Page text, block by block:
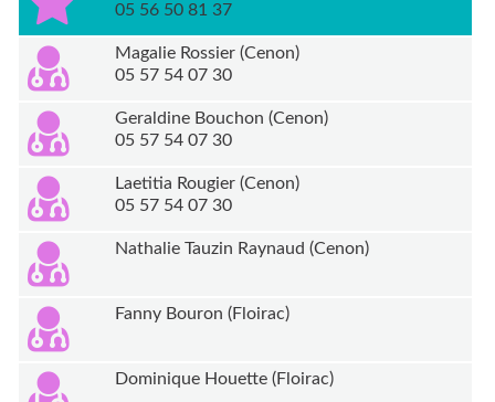
05 56 50 81 37
Magalie Rossier (Cenon)
05 57 54 07 30
Geraldine Bouchon (Cenon)
05 57 54 07 30
Laetitia Rougier (Cenon)
05 57 54 07 30
Nathalie Tauzin Raynaud (Cenon)
Fanny Bouron (Floirac)
Dominique Houette (Floirac)